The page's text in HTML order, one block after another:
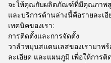
จะให้คุณกับผลิตภัณฑ์ที่มีคุณภาพ
และบริการด้านล่างนี้คือรายละเ
เทคนิคของเรา:
การติดตั้งและการจัดตั้ง
วาล์วหมุนสแตนเลสของเรามาพ
ละเอียด และแผนภูมิ เพื่อให้การ